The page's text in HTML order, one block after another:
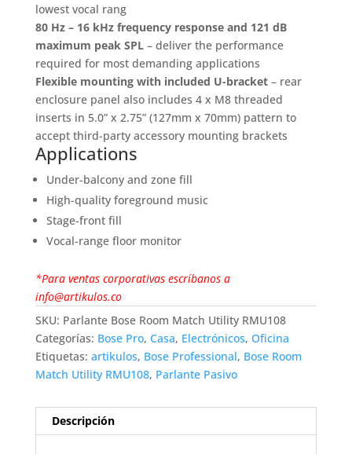
lowest vocal rang
80 Hz – 16 kHz frequency response and 121 dB
maximum peak SPL– deliver the performance
required for most demanding applications
Flexible mounting with included U-bracket – rear
enclosure panel also includes 4 x M8 threaded
inserts in 5.0” x 2.75” (127mm x 70mm) pattern to
accept third-party accessory mounting brackets
Applications
Under-balcony and zone fill
High-quality foreground music
Stage-front fill
Vocal-range floor monitor
*Para ventas corporativas escríbanos a
info@artikulos.co
SKU: Parlante Bose Room Match Utility RMU108
Categorías: Bose Pro, Casa, Electrónicos, Oficina
Etiquetas: artikulos, Bose Professional, Bose Room
Match Utility RMU108, Parlante Pasivo
Descripción